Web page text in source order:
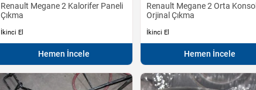
Renault Megane 2 Kalorifer Paneli
Çıkma
İkinci El
Hemen İncele
Renault Megane 2 Orta Konsol
Orjinal Çıkma
İkinci El
Hemen İncele